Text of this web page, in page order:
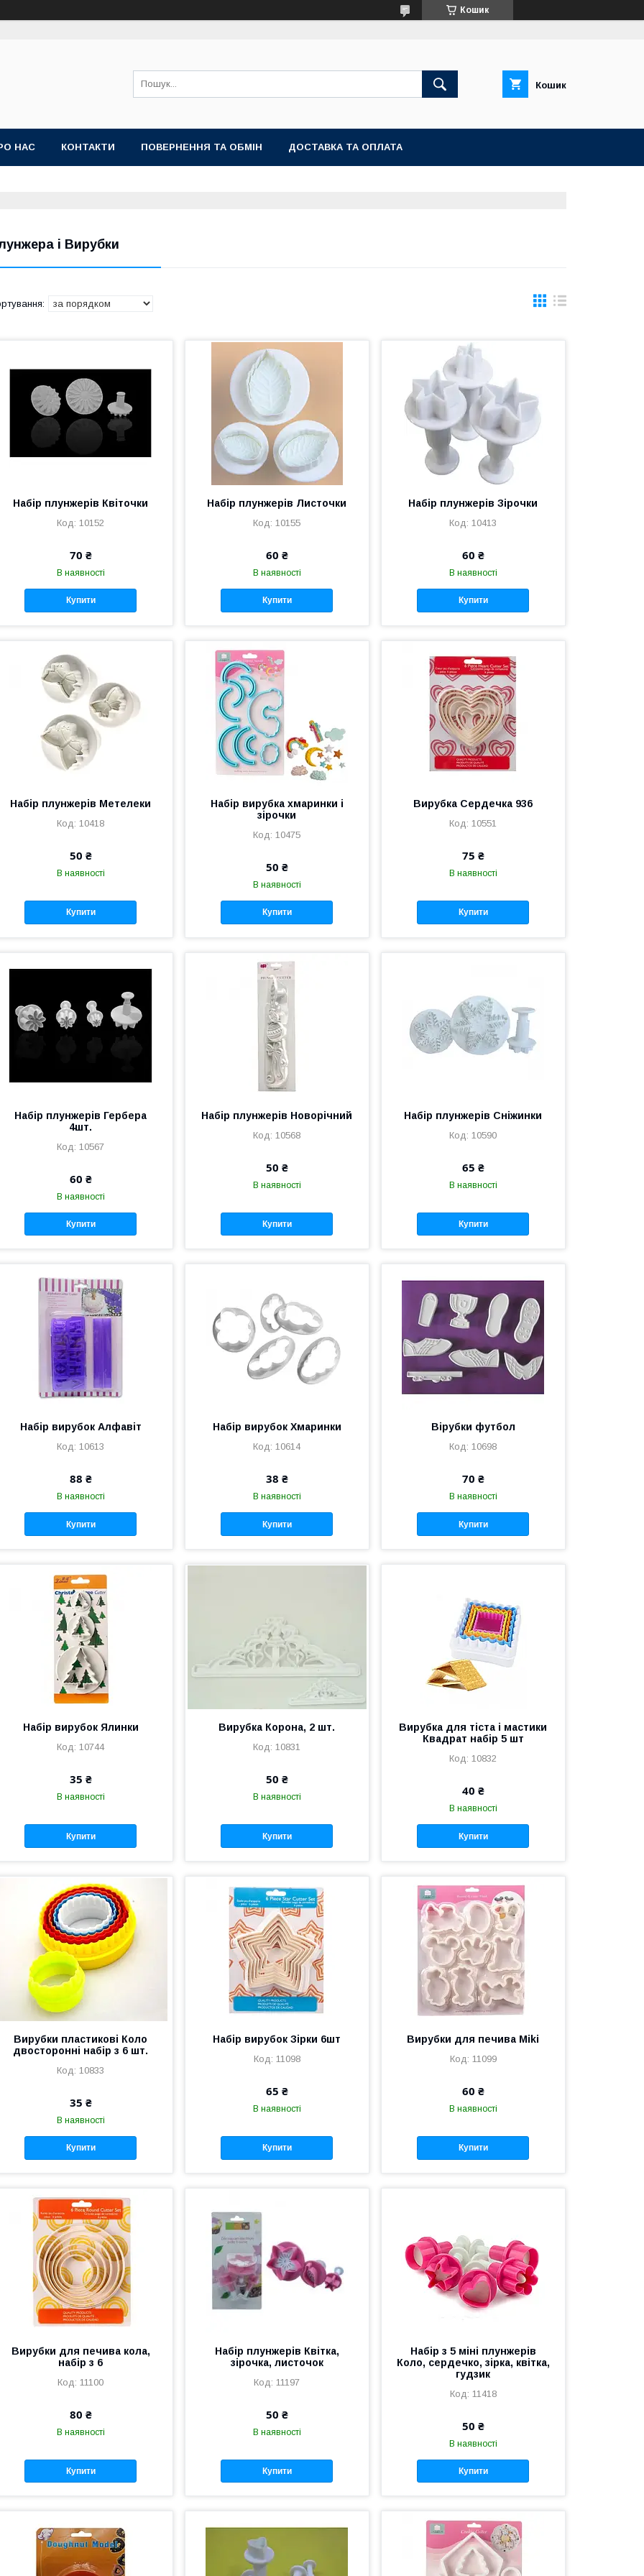
Кошик
Кошик
НАС КОНТАКТИ ПОВЕРНЕННЯ ТА ОБМІН ДОСТАВКА ТА ОПЛАТА
і Вирубки
Набір плунжерів Квіточки
10152
70 ₴
В наявності
Купити
Набір плунжерів Листочки
10155
60 ₴
В наявності
Купити
Набір плунжерів Зірочки
10413
60 ₴
В наявності
Купити
Набір плунжерів Метелеки
10418
50 ₴
В наявності
Купити
Набір вирубка хмаринки і
зірочки
10475
50 ₴
В наявності
Купити
Вирубка Сердечка 936
10551
75 ₴
В наявності
Купити
Набір плунжерів Гербера
4шт.
10567
60 ₴
В наявності
Купити
Набір плунжерів Новорічний
10568
50 ₴
В наявності
Купити
Набір плунжерів Сніжинки
10590
65 ₴
В наявності
Купити
Набір вирубок Алфавіт
10613
88 ₴
В наявності
Купити
Набір вирубок Хмаринки
10614
38 ₴
В наявності
Купити
Вірубки футбол
10698
70 ₴
В наявності
Купити
Набір вирубок Ялинки
10744
35 ₴
В наявності
Купити
Вирубка Корона, 2 шт.
10831
50 ₴
В наявності
Купити
Вирубка для тіста і мастики
Квадрат набір 5 шт
10832
40 ₴
В наявності
Купити
Вирубки пластикові Коло
двосторонні набір з 6 шт.
10833
35 ₴
В наявності
Купити
Набір вирубок Зірки 6шт
11098
65 ₴
В наявності
Купити
Вирубки для печива Miki
11099
60 ₴
В наявності
Купити
Вирубки для печива кола,
набір з 6
11100
80 ₴
В наявності
Купити
Набір плунжерів Квітка,
зірочка, листочок
11197
50 ₴
В наявності
Купити
Набір з 5 міні плунжерів
Коло, сердечко, зірка, квітка,
гудзик
11418
50 ₴
В наявності
Купити